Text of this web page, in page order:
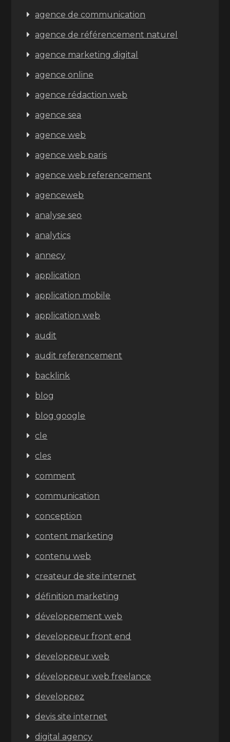
agence de communication
agence de référencement naturel
agence marketing digital
agence online
agence rédaction web
agence sea
agence web
agence web paris
agence web referencement
agenceweb
analyse seo
analytics
annecy
application
application mobile
application web
audit
audit referencement
backlink
blog
blog google
cle
cles
comment
communication
conception
content marketing
contenu web
createur de site internet
définition marketing
développement web
developpeur front end
developpeur web
développeur web freelance
developpez
devis site internet
digital agency